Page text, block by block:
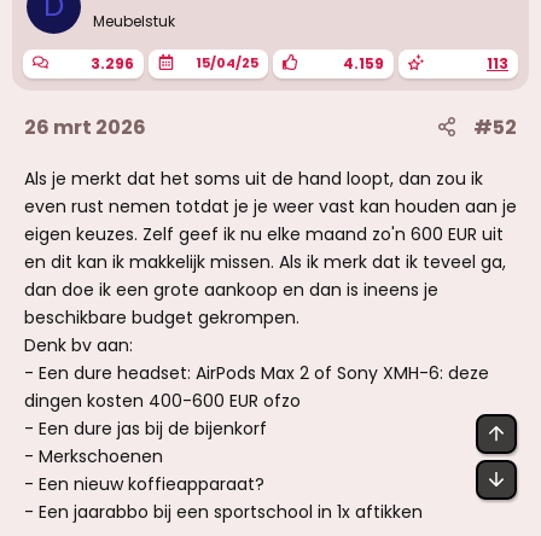
g
n
:
Meubelstuk
3.296 15/04/25 4.159 113
26 mrt 2026 #52
Als je merkt dat het soms uit de hand loopt, dan zou ik
even rust nemen totdat je je weer vast kan houden aan je
eigen keuzes. Zelf geef ik nu elke maand zo'n 600 EUR uit
en dit kan ik makkelijk missen. Als ik merk dat ik teveel ga,
dan doe ik een grote aankoop en dan is ineens je
beschikbare budget gekrompen.
Denk bv aan:
- Een dure headset: AirPods Max 2 of Sony XMH-6: deze
dingen kosten 400-600 EUR ofzo
- Een dure jas bij de bijenkorf
- Merkschoenen
- Een nieuw koffieapparaat?
- Een jaarabbo bij een sportschool in 1x aftikken